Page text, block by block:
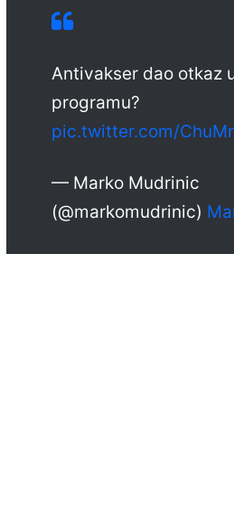
Antivakser dao otkaz
programu?
pic.twitter.com/
— Marko Mudrinic
(@markomudrinic)